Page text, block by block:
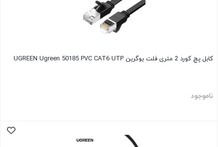
کابل پچ کورد 2 متری فلت یوگرین UGREEN Ugreen 50185 PVC CAT6 UTP
ناموجود